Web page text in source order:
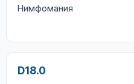
Нимфомания
D18.0